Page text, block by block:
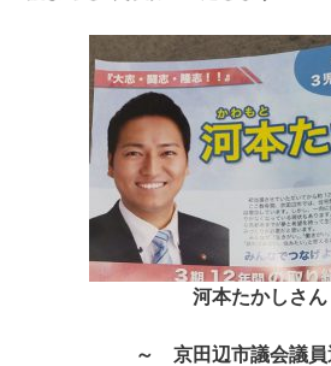
河本たかしさん
～ 京田辺市議会議